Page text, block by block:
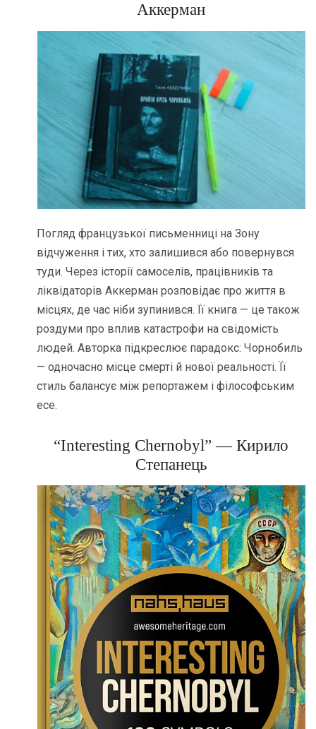
Аккерман
Погляд французької письменниці на Зону
відчуження і тих, хто залишився або повернувся
туди. Через історії самоселів, працівників та
ліквідаторів Аккерман розповідає про життя в
місцях, де час ніби зупинився. Її книга — це також
роздуми про вплив катастрофи на свідомість
людей. Авторка підкреслює парадокс: Чорнобиль
— одночасно місце смерті й нової реальності. Її
стиль балансує між репортажем і філософським
есе.
“Interesting Chernobyl” — Кирило
Степанець